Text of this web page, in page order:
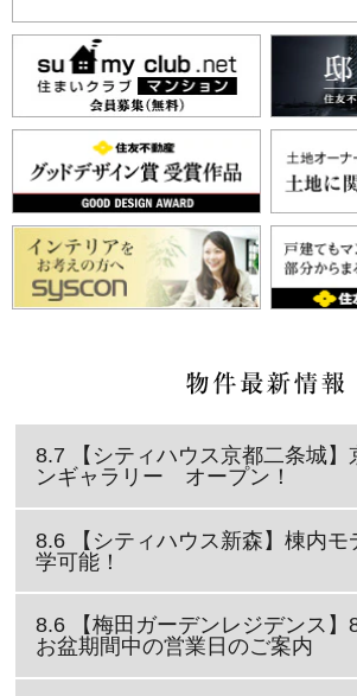
8.7 【シティハウス京都二条城】
ンギャラリー オープン！
8.6 【シティハウス新森】棟内モ
学可能！
8.6 【梅田ガーデンレジデンス】
お盆期間中の営業日のご案内